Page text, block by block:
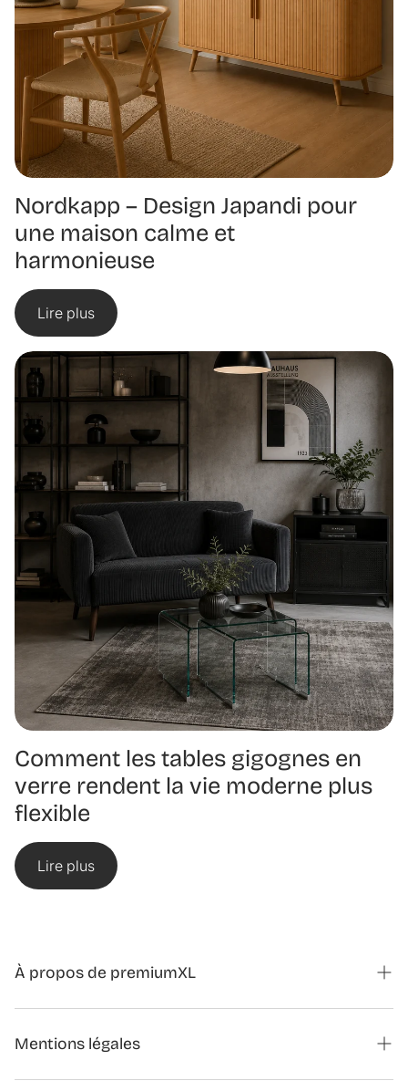
Nordkapp – Design Japandi pour
une maison calme et
harmonieuse
Lire plus
Comment les tables gigognes en
verre rendent la vie moderne plus
flexible
Lire plus
À propos de premiumXL
Formulaire de contact partenariats
Mentions légales